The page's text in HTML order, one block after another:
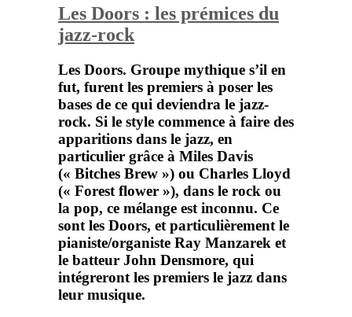
Les Doors : les prémices du
jazz-rock
Les Doors. Groupe mythique s’il en
fut, furent les premiers à poser les
bases de ce qui deviendra le jazz-
rock. Si le style commence à faire des
apparitions dans le jazz, en
particulier grâce à Miles Davis
(« Bitches Brew ») ou Charles Lloyd
(« Forest flower »), dans le rock ou
la pop, ce mélange est inconnu. Ce
sont les Doors, et particulièrement le
pianiste/organiste Ray Manzarek et
le batteur John Densmore, qui
intégreront les premiers le jazz dans
leur musique.